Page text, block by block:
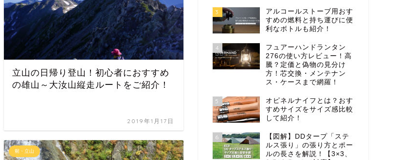
立山の日帰り登山！初心者におすすめ
の雄山～大汝山縦走ルートをご紹介！
2019年1月17日
剱・立山
3
アルコールストーブ用おす
すめの燃料と持ち運びに便
利なボトルも紹介！
4
フュアーハンドランタン
276の使い方レビュー！高
騰？定価と偽物の見分け
方！芯交換・メンテナン
ス・ケースまで網羅！
5
オピネルナイフとは？おす
すめサイズをサイズ感比較
して紹介！
6
【図解】DDタープ「ステ
ルス張り」の張り方とポー
ルの長さを解説！【3×3、